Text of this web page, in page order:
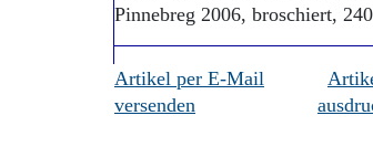
Pinnebreg 2006, broschiert,
Artikel per E-Mail
versenden